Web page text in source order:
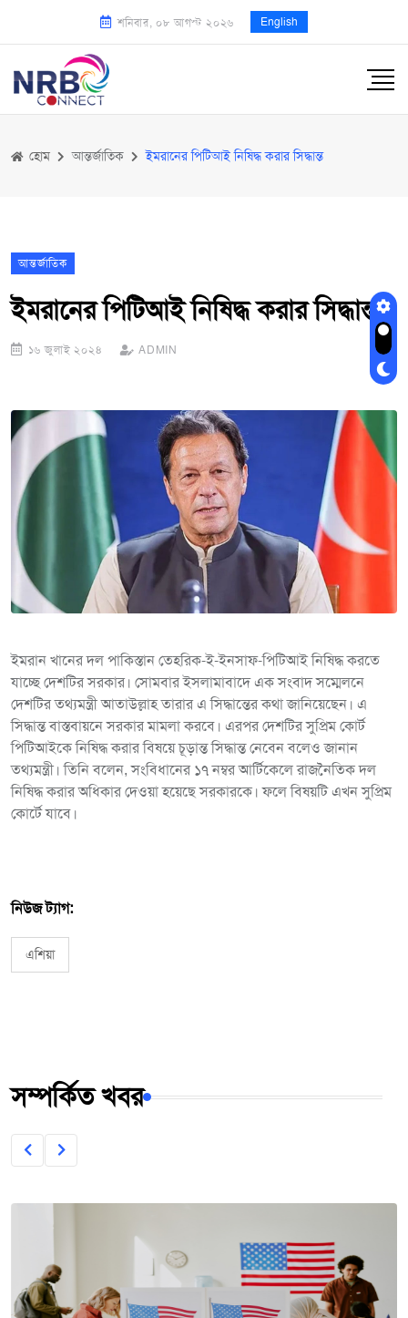
শনিবার, ০৮ আগস্ট ২০২৬ English
হোম আন্তর্জাতিক ইমরানের পিটিআই নিষিদ্ধ করার সিদ্ধান্ত
আন্তর্জাতিক
ইমরানের পিটিআই নিষিদ্ধ করার সিদ্ধান্ত
১৬ জুলাই ২০২৪ ADMIN
ইমরান খানের দল পাকিস্তান তেহরিক-ই-ইনসাফ-পিটিআই নিষিদ্ধ করতে
যাচ্ছে দেশটির সরকার। সোমবার ইসলামাবাদে এক সংবাদ সম্মেলনে
দেশটির তথ্যমন্ত্রী আতাউল্লাহ তারার এ সিদ্ধান্তের কথা জানিয়েছেন। এ
সিদ্ধান্ত বাস্তবায়নে সরকার মামলা করবে। এরপর দেশটির সুপ্রিম কোর্ট
পিটিআইকে নিষিদ্ধ করার বিষয়ে চূড়ান্ত সিদ্ধান্ত নেবেন বলেও জানান
তথ্যমন্ত্রী। তিনি বলেন, সংবিধানের ১৭ নম্বর আর্টিকেলে রাজনৈতিক দল
নিষিদ্ধ করার অধিকার দেওয়া হয়েছে সরকারকে। ফলে বিষয়টি এখন সুপ্রিম
কোর্টে যাবে।
নিউজ ট্যাগ:
এশিয়া
সম্পর্কিত খবর